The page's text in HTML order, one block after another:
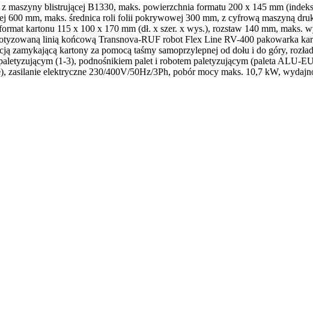
blistrującej B1330, maks. powierzchnia formatu 200 x 145 mm
600 mm, maks. średnica roli folii pokrywowej 300 mm, z cyfrową maszyną
kartonu 115 x 100 x 170 mm (dł. x szer. x wys.), rozstaw 140 mm,
linią końcową Transnova-RUF robot Flex Line RV-400 pakowarka
zamykającą kartony za pomocą taśmy samoprzylepnej od dołu i do góry,
(1-3), podnośnikiem palet i robotem paletyzującym (paleta ALU-
zasilanie elektryczne 230/400V/50Hz/3Ph, pobór mocy maks. 10,7 kW,